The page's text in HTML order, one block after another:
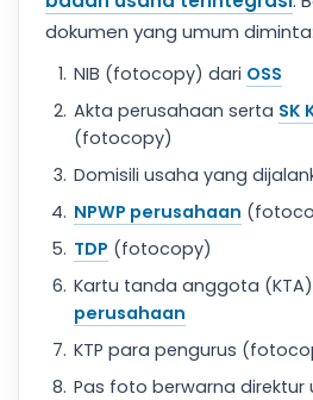
dokumen yang umum diminta:
NIB (fotocopy) dari OSS
Akta perusahaan serta SK
(fotocopy)
Domisili usaha yang
NPWP perusahaan
TDP (fotocopy)
Kartu tanda anggota
perusahaan
KTP para pengurus
Pas foto berwarna